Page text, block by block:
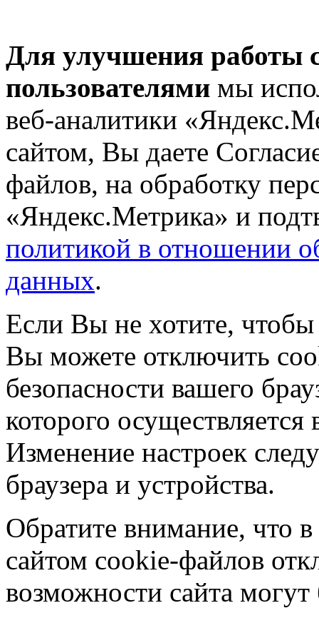
Для улучшения работы
пользователями мы
веб-аналитики
сайтом, Вы даете
файлов, на обработку
«Яндекс.Метрика» и
политикой в отношении
данных.
Если Вы не хотите,
Вы можете отключить
безопасности вашего
которого
Изменение настроек
браузера и устройства.
Обратите внимание, что в
сайтом cookie-файлов
возможности сайта